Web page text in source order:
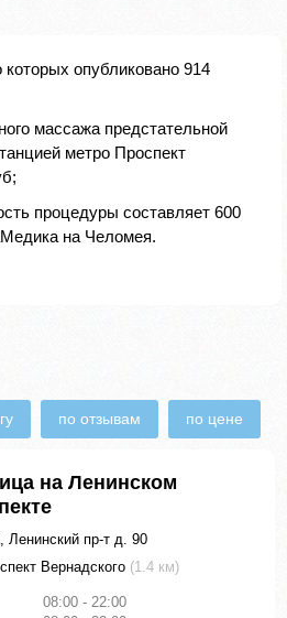
опубликовано 914
массажа предстательной
метро Проспект
процедуры составляет 600
на Челомея.
по отзывам по цене
на Ленинском
Ленинский пр-т д. 90
Вернадского (1.4 км)
08:00 - 22:00